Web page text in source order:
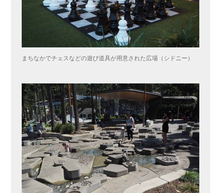
まちなかでチェスなどの遊び道具が用意された広場（シドニー）